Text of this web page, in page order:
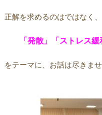
正解を求めるのはではなく、
「発散」「ストレス
をテーマに、お話は尽きませ